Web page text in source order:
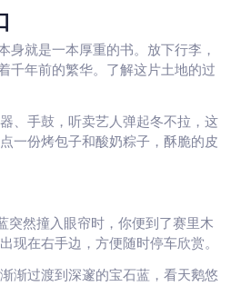
身就是一本厚重的书。放下行李，
千年前的繁华。了解这片土地的过
、手鼓，听卖艺人弹起冬不拉，这
一份烤包子和酸奶粽子，酥脆的皮
突然撞入眼帘时，你便到了赛里木
现在右手边，方便随时停车欣赏。
渐过渡到深邃的宝石蓝，看天鹅悠